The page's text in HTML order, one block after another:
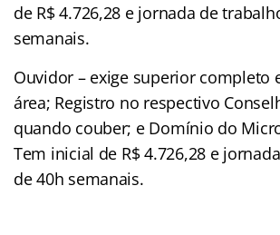
de R$ 4.726,28 e jornada de
semanais.
Ouvidor – exige superior completo
área; Registro no respectivo
quando couber; e Domínio do
Tem inicial de R$ 4.726,28 e
de 40h semanais.